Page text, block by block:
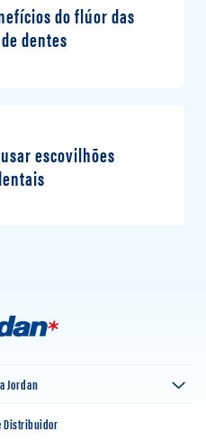
do flúor das
dentes
escovilhões
Jordan
Distribuidor